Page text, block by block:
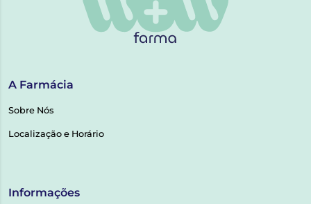
A Farmácia
Sobre Nós
Localização e Horário
Informações